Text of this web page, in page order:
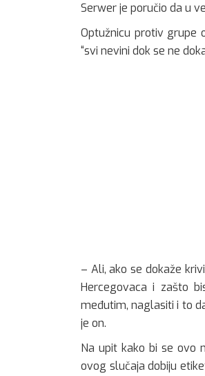
Serwer je poručio da u
Optužnicu protiv grupe
“svi nevini dok se ne
– Ali, ako se dokaže
Hercegovaca i zašto
međutim, naglasiti i to
je on.
Na upit kako bi se ovo
ovog slučaja dobiju